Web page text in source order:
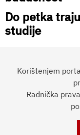
Do petka
studije
Preporučite članak:
Korištenjem
Radnička